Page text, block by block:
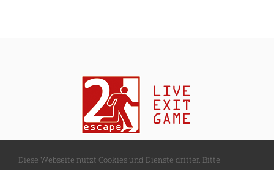
Diese Webseite nutzt Cookies und Dienste dritter. Bitte